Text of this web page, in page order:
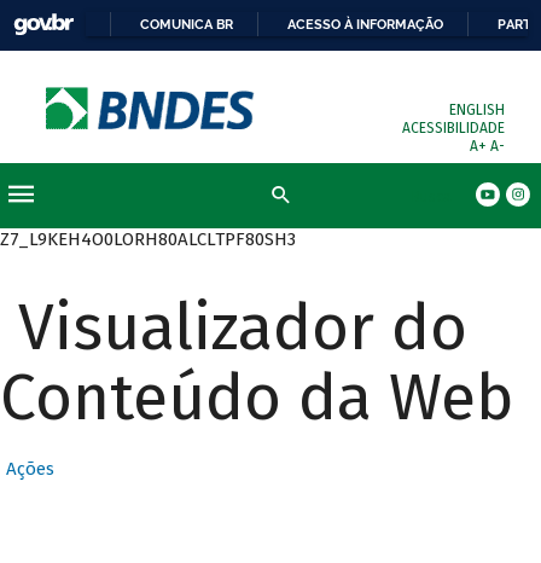
COMUNICA BR ACESSO À INFORMAÇÃO
ENGLISH
ACESSIBILIDADE
A+ A-
Z7_L9KEH4O0LORH80ALCLTPF80SH3
Visualizador do
Conteúdo da Web
Ações